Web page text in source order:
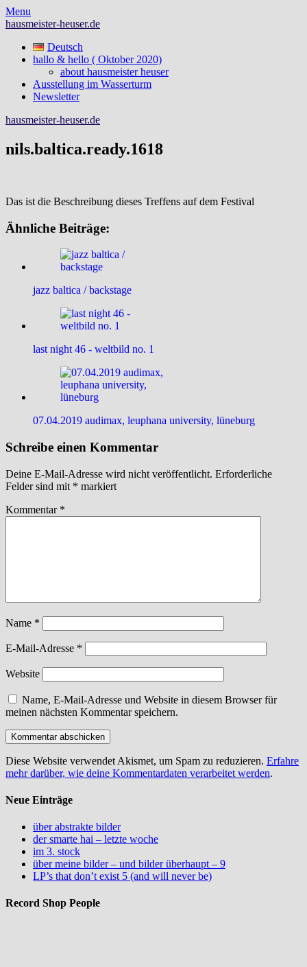
Skip
to
Menu
hausmeister-heuser.de
Deutsch
hallo & hello ( Oktober 2020)
about hausmeister heuser
Ausstellung im Wasserturm
Newsletter
hausmeister-heuser.de
nils.baltica.ready.1618
Das ist die Beschreibung dieses Treffens auf dem Festival
Ähnliche Beiträge:
jazz baltica / backstage
last night 46 - weltbild no. 1
07.04.2019 audimax, leuphana university, lüneburg
Schreibe einen Kommentar
Deine E-Mail-Adresse wird nicht veröffentlicht. Erforderliche
Felder sind mit * markiert
Kommentar *
Name *
E-Mail-Adresse *
Website
Name, E-Mail-Adresse und Website in diesem Browser für
meinen nächsten Kommentar speichern.
Diese Website verwendet Akismet, um Spam zu reduzieren. Erfahre
mehr darüber, wie deine Kommentardaten verarbeitet werden.
Neue Einträge
über abstrakte bilder
der smarte hai – letzte woche
im 3. stock
über meine bilder – und bilder überhaupt – 9
LP’s that don’t exist 5 (and will never be)
Record Shop People